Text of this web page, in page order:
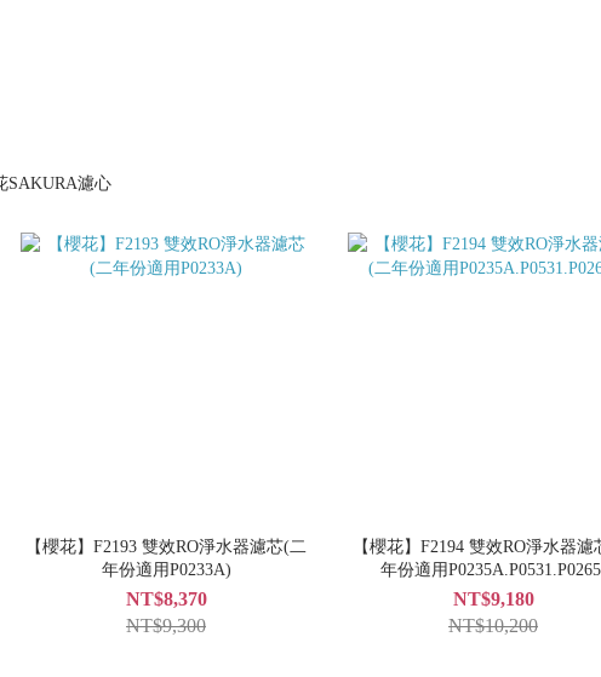
【櫻花】F2193 雙效RO淨水器濾芯(二
年份適用P0233A)
NT$8,370
NT$9,300
【櫻花】F2194 雙效RO淨水器濾
年份適用
NT$9,180
NT$10,200